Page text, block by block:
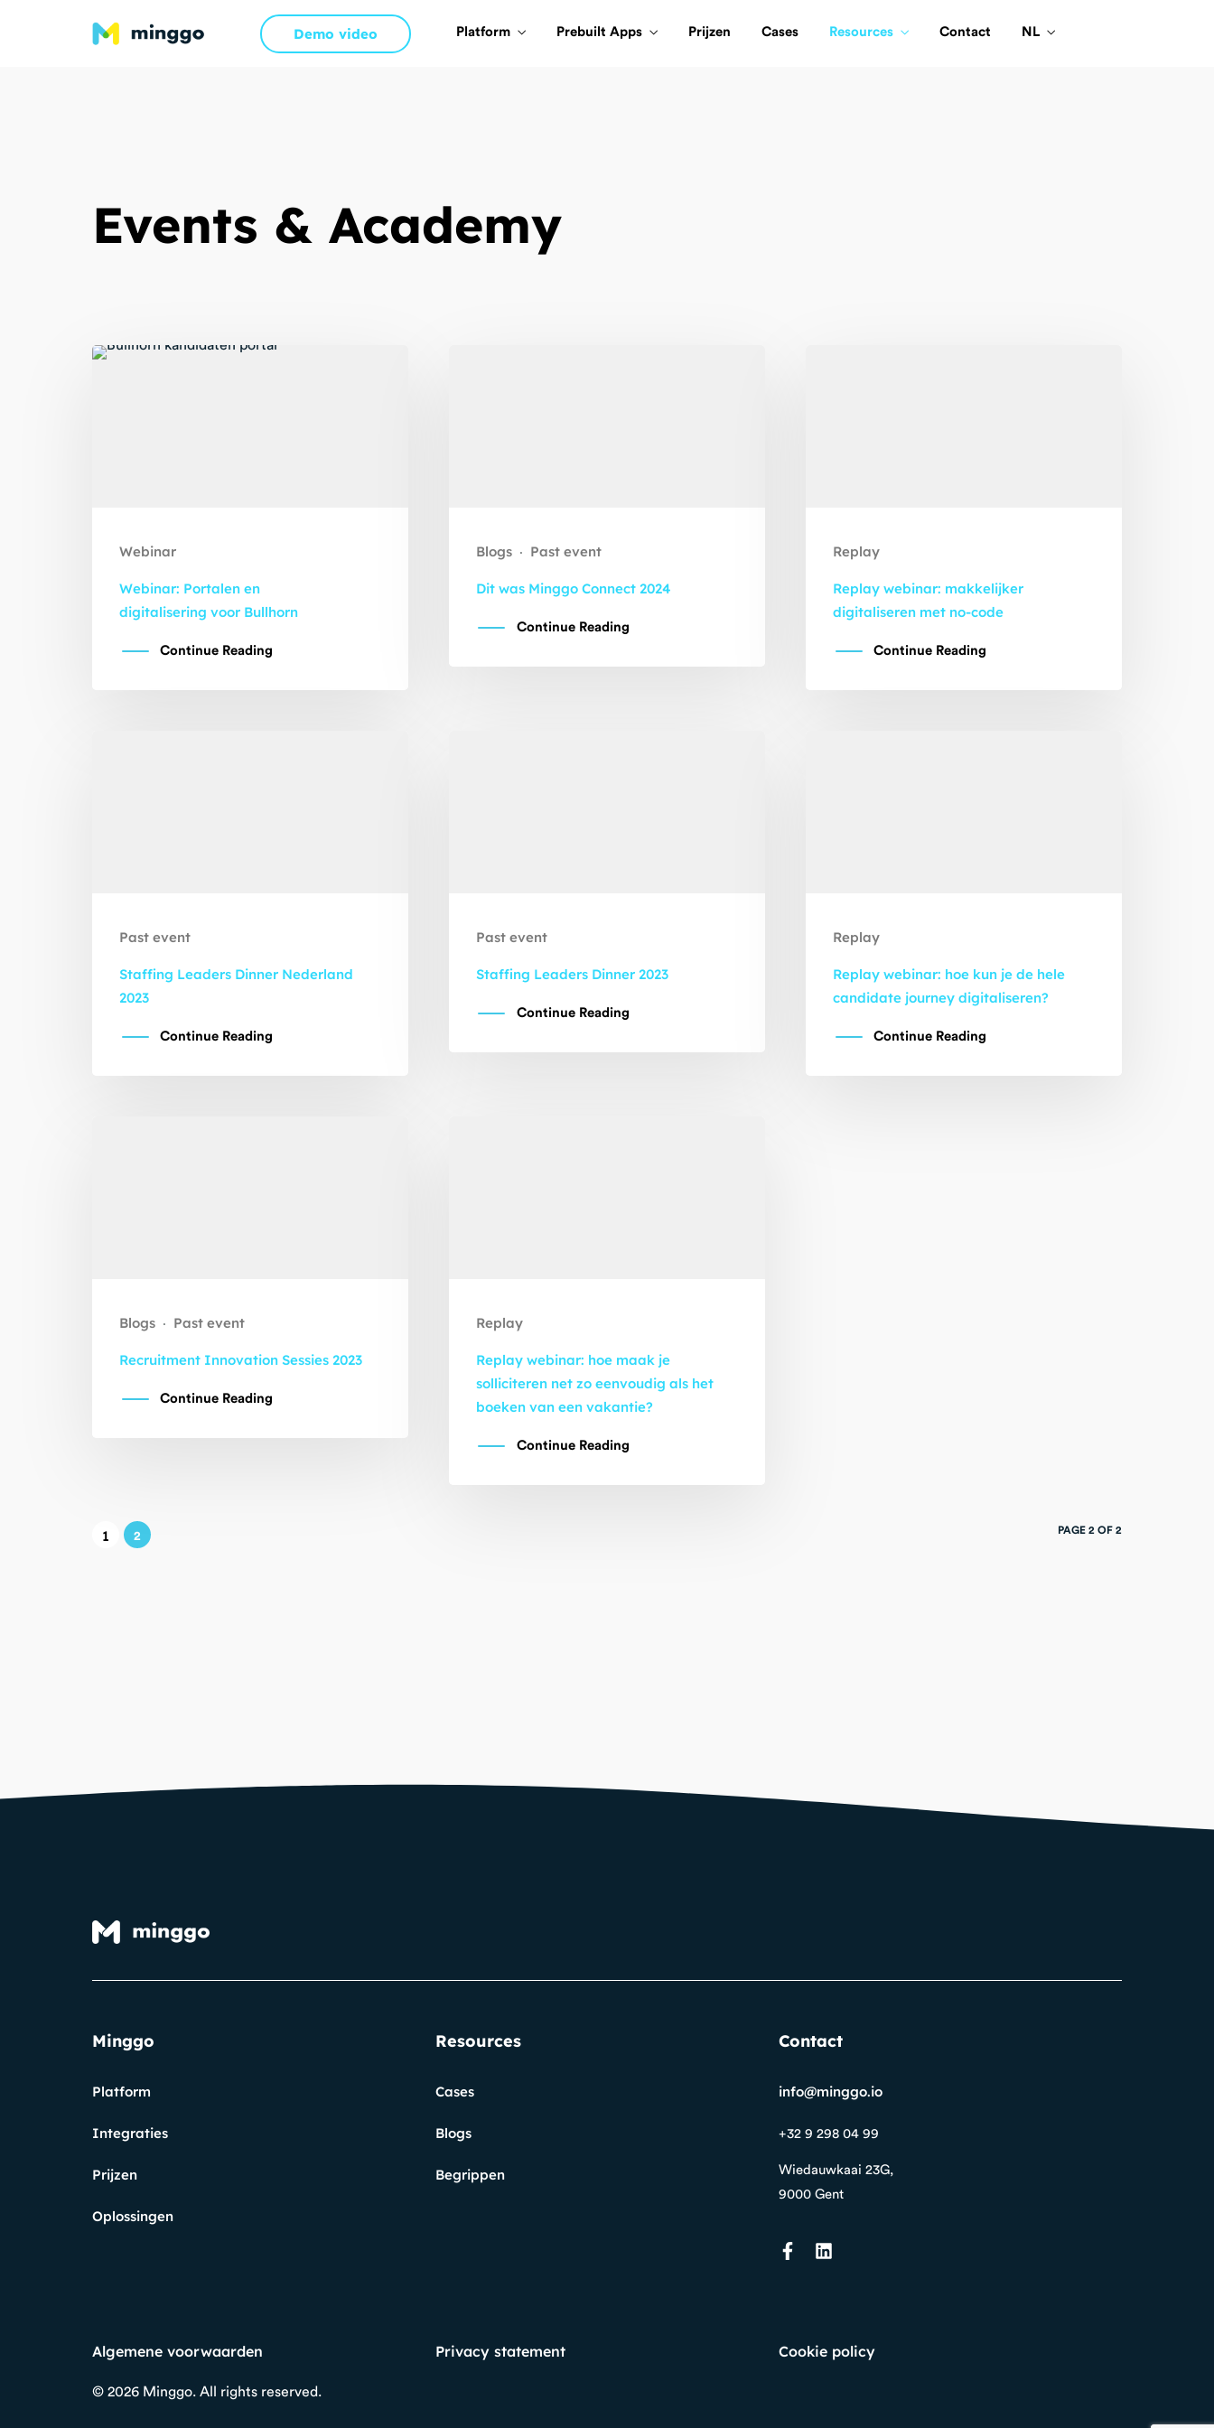
Demo video Platform Prebuilt Apps Prijzen Cases Resources Contact NL
Events & Academy
Webinar
Webinar: Portalen en
digitalisering voor Bullhorn
Continue Reading
Blogs· Past event
Dit was Minggo Connect 2024
Continue Reading
Replay
Replay webinar: makkelijker
digitaliseren met no-code
Continue Reading
Past event
Staffing Leaders Dinner Nederland
2023
Continue Reading
Past event
Staffing Leaders Dinner 2023
Continue Reading
Replay
Replay webinar: hoe kun je de hele
candidate journey digitaliseren?
Continue Reading
Blogs · Past event
Recruitment Innovation Sessies 2023
Continue Reading
Replay
Replay webinar: hoe maak je
solliciteren net zo eenvoudig als het
boeken van een vakantie?
Continue Reading
1 2 PAGE 2 OF 2
Minggo
Platform
Integraties
Prijzen
Oplossingen
Resources
Cases
Blogs
Begrippen
Contact
info@minggo.io
+32 9 298 04 99
Wiedauwkaai 23G,
9000 Gent
Algemene voorwaarden Privacy statement Cookie policy
© 2026 Minggo. All rights reserved.